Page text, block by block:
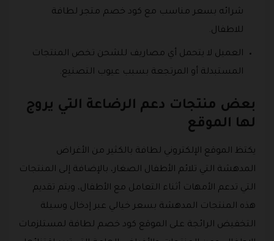
شرائه بسعر مناسب مع كود خصم متجر لطافة
للاطفال.
العميل لا يتحمل أي مصاريف للشحن تخص المنتجات
المستبدلة أو المرتجعة بسبب عيوب التصنيع.
بعض منتجات دعم الرضاعة التي يروج
لها الموقع
يكتظ الموقع الإلكتروني لطافة بالكثير من الأغراض
المدهشة التي تلائم الأطفال الصغار، بالإضافة إلى المنتجات
التي تدعم الأمهات أثناء التعامل مع الأطفال، ويتم تقديم
هذه المنتجات المدهشة بسعر خيالي عبر إدخال وسيلة
التخفيض الرائجة على الموقع كود خصم لطافة لمستلزمات